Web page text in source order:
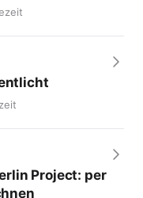
Project: per